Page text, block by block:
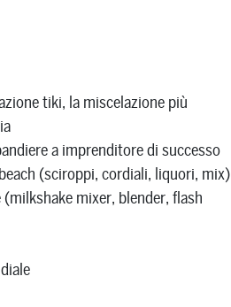
tiki, la miscelazione più
a imprenditore di successo
(sciroppi, cordiali, liquori, mix)
mixer, blender, flash